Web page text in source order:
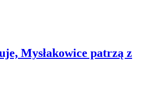
Mysłakowice patrzą z